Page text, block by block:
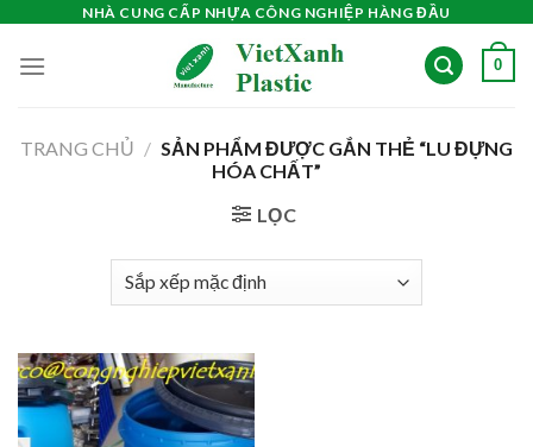
content
NHÀ CUNG CẤP NHỰA CÔNG NGHIỆP HÀNG ĐẦU
0
TRANG CHỦ / SẢN PHẨM ĐƯỢC GẮN THẺ “LU ĐỰNG
HÓA CHẤT”
LỌC